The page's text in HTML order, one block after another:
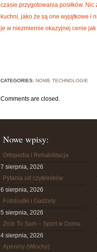
czasie przygotowania posiłków.
kuchni, jako że są one wyjątkowe i
je w niezmiernie okazyjnej cenie
CATEGORIES: NOWE TECHNOLOGIE
Comments are closed.
Nowe wpisy:
Ortopedia i Rehabilitacja
7 sierpnia, 2026
Pytania od czytelników
6 sierpnia, 2026
Fotobudki i Gadżety
5 sierpnia, 2026
Zrób To Sam – Sport w Domu
4 sierpnia, 2026
Apeniny (Włochy)